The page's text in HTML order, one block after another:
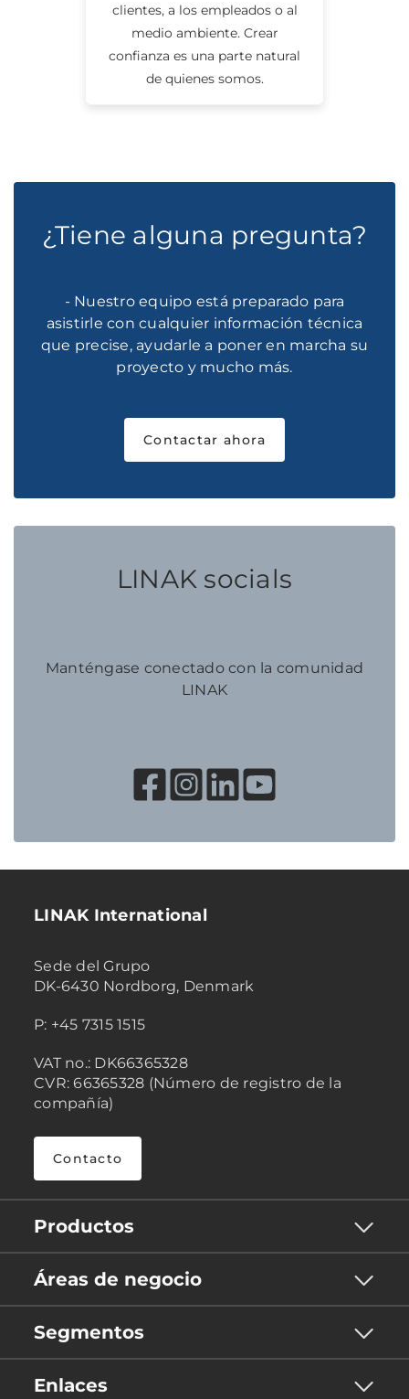
clientes, a los empleados o al
medio ambiente. Crear
confianza es una parte natural
de quienes somos.
¿Tiene alguna pregunta?
- Nuestro equipo está preparado para
asistirle con cualquier información técnica
que precise, ayudarle a poner en marcha su
proyecto y mucho más.
Contactar ahora
LINAK socials
Manténgase conectado con la comunidad
LINAK
LINAK International
Sede del Grupo
DK-6430 Nordborg, Denmark
P: +45 7315 1515
VAT no.: DK66365328
CVR: 66365328 (Número de registro de la
compañía)
Contacto
Productos
Áreas de negocio
Segmentos
Enlaces